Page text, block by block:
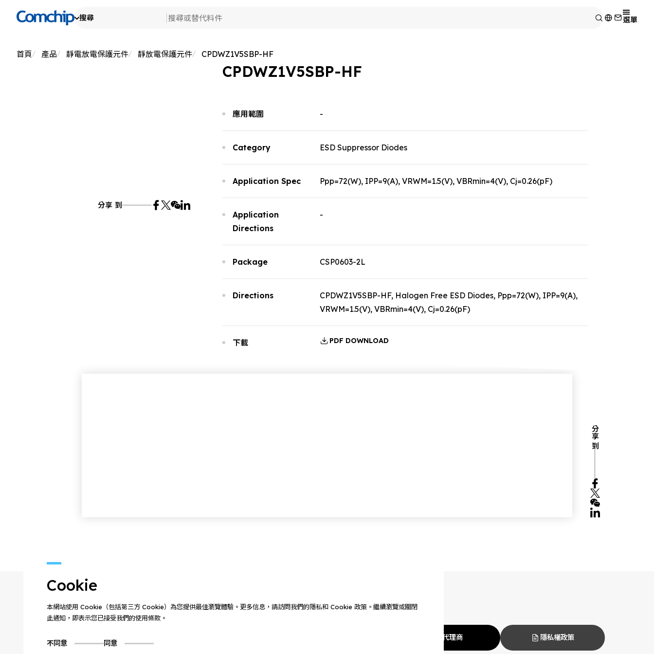
搜尋 選單
產品應用
檢視
車用電子
測試技術
關於典琦
典琦大事紀
代理商
新聞
公司新聞
產品新聞
公司活動
首頁 產品 靜電放電保護元件 靜放電保護元件 CPDWZ1V5SBP-HF
分享 到
CPDWZ1V5SBP-HF
應用範圍 -
Category ESD Suppressor Diodes
Application Spec Ppp=72(W), IPP=9(A), VRWM=1.5(V), VBRmin=4(V), Cj=0.26(pF)
Application
Directions
-
Package CSP0603-2L
Directions
CPDWZ1V5SBP-HF, Halogen Free ESD Diodes, Ppp=72(W), IPP=9(A),
VRWM=1.5(V), VBRmin=4(V), Cj=0.26(pF)
下載 PDF DOWNLOAD
分享 到
代理商 隱私權政策
Cookie
本網站使用 Cookie（包括第三方 Cookie）為您提供最佳瀏覽體驗。更多信息，請訪問我們的隱私和 Cookie 政策。繼續瀏覽或關閉
此通知，即表示您已接受我們的使用條款。
不同意 同意